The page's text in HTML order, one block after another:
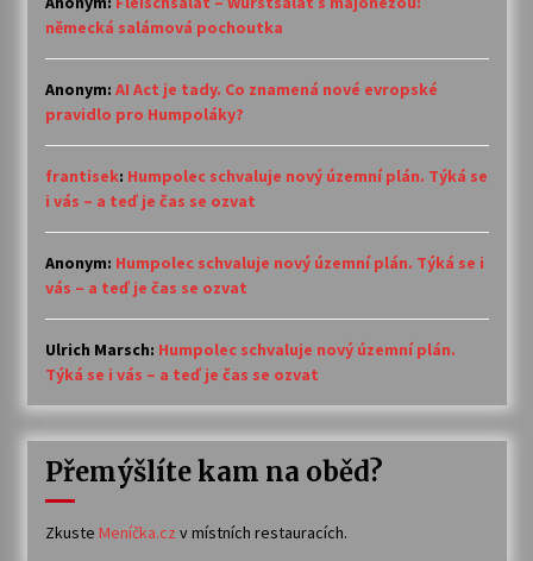
německá salámová pochoutka
Anonym: AI Act je tady. Co znamená nové evropské
pravidlo pro Humpoláky?
frantisek: Humpolec schvaluje nový územní plán. Týká se
i vás – a teď je čas se ozvat
Anonym: Humpolec schvaluje nový územní plán. Týká se i
vás – a teď je čas se ozvat
Ulrich Marsch: Humpolec schvaluje nový územní plán.
Týká se i vás – a teď je čas se ozvat
Přemýšlíte kam na oběd?
Zkuste Meníčka.cz v místních restauracích.